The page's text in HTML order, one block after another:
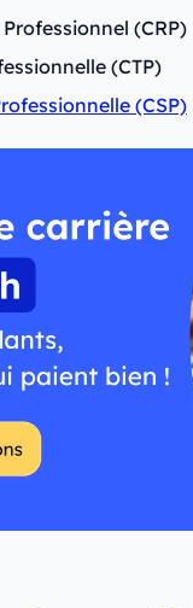
(CRP)
(CTP)
(CSP)